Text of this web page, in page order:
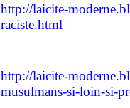
http://laicite-
raciste.html
http://laicite-
musulmans-si-loin-si-